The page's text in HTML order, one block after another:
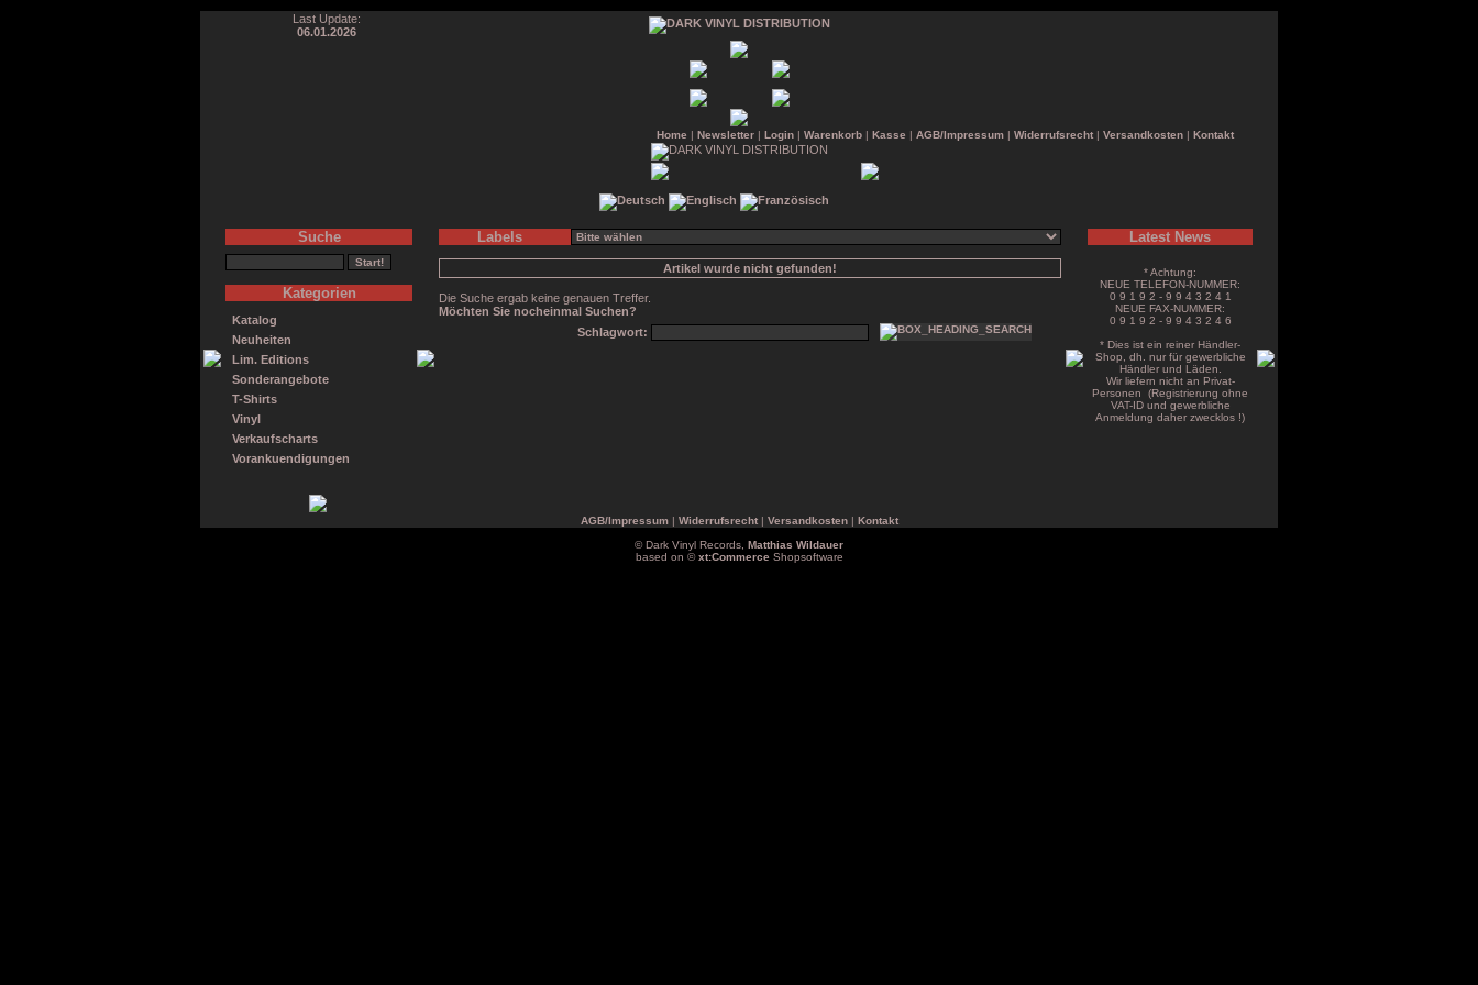
Last Update:
06.01.2026
Home | Newsletter| Login| Warenkorb| Kasse | AGB/Impressum| Widerrufsrecht| Versandkosten| Kontakt
Suche
Kategorien
Katalog
Neuheiten
Lim. Editions
Sonderangebote
T-Shirts
Vinyl
Verkaufscharts
Vorankuendigungen
Labels
Artikel wurde nicht gefunden!
Die Suche ergab keine genauen Treffer.
Möchten Sie nocheinmal Suchen?
Schlagwort:
Latest News
* Achtung:
NEUE TELEFON-NUMMER:
0 9 1 9 2 - 9 9 4 3 2 4 1
NEUE FAX-NUMMER:
0 9 1 9 2 - 9 9 4 3 2 4 6
* Dies ist ein reiner Händler-
Shop, dh. nur für gewerbliche
Händler und Läden.
Wir liefern nicht an Privat-
Personen (Registrierung ohne
VAT-ID und gewerbliche
Anmeldung daher zwecklos !)
AGB/Impressum| Widerrufsrecht| Versandkosten| Kontakt
© Dark Vinyl Records, Matthias Wildauer
based on ©xt:CommerceShopsoftware